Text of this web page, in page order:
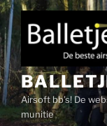
Ga
naar
de
inhoud
Airsoft bb's! De
munitie